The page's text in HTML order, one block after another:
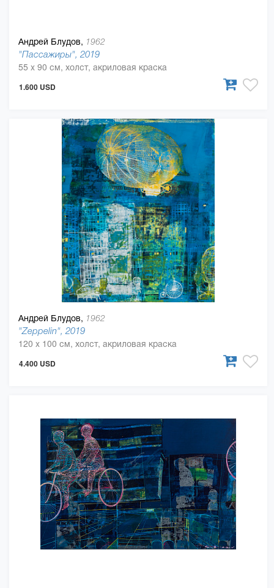
Андрей Блудов, 1962
"Пассажиры", 2019
55 x 90 см, холст, акриловая краска
1.600 USD
Андрей Блудов, 1962
"Zeppelin", 2019
120 x 100 см, холст, акриловая краска
4.400 USD